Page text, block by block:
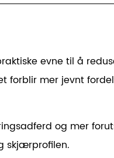
evne til å
mer jevnt
og mer
skjærprofilen.